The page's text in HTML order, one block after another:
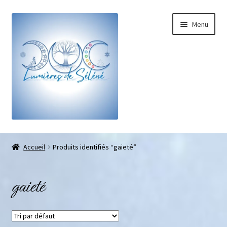
Menu
Boutique
Galets pouce anti-stress
Pendentifs sifflet et fioles
Accueil Produits identifiés “gaieté”
gaieté